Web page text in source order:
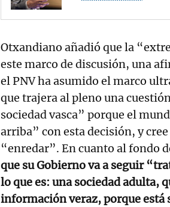
Otxandiano añadió que la
este marco de discusión, una
el PNV ha asumido el marco
que trajera al pleno una
sociedad vasca” porque el
arriba” con esta decisión, y
“enredar”. En cuanto al fondo
que su Gobierno va a seguir
lo que es: una sociedad adulta,
información veraz, porque está